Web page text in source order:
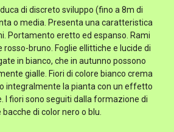
di discreto sviluppo (fino a 8m di
o media. Presenta una caratteristica
Portamento eretto ed espanso. Rami
rosso-bruno. Foglie ellittiche e lucide di
in bianco, che in autunno possono
gialle. Fiori di colore bianco crema
integralmente la pianta con un effetto
I fiori sono seguiti dalla formazione di
bacche di color nero o blu.